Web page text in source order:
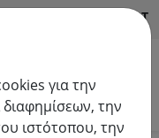
HILFE & SUPPORT
για την
την
ιστότοπου, την